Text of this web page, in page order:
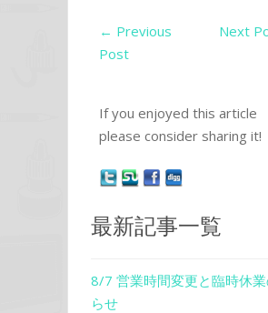
← Previous
Post
Next
If you enjoyed this article
please consider sharing it!
最新記事一覧
8/7 営業時間変更と臨時休
らせ